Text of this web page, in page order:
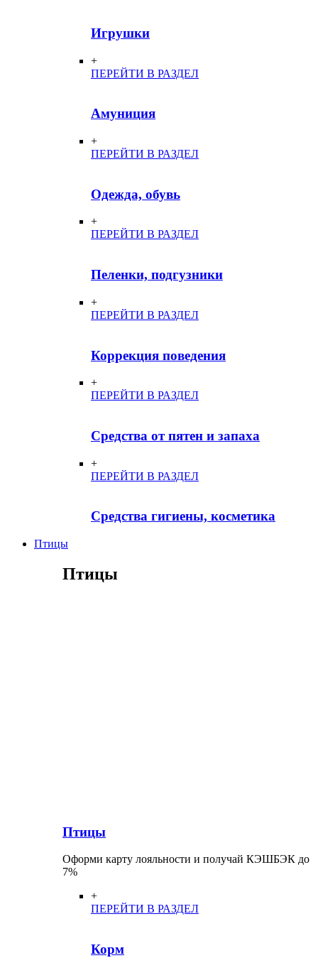
Игрушки
+
ПЕРЕЙТИ В РАЗДЕЛ
Амуниция
+
ПЕРЕЙТИ В РАЗДЕЛ
Одежда, обувь
+
ПЕРЕЙТИ В РАЗДЕЛ
Пеленки, подгузники
+
ПЕРЕЙТИ В РАЗДЕЛ
Коррекция поведения
+
ПЕРЕЙТИ В РАЗДЕЛ
Средства от пятен и запаха
+
ПЕРЕЙТИ В РАЗДЕЛ
Средства гигиены, косметика
Птицы
Птицы
Птицы
Оформи карту лояльности и получай КЭШБЭК до
7%
+
ПЕРЕЙТИ В РАЗДЕЛ
Корм